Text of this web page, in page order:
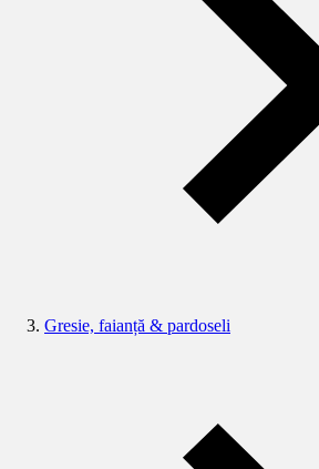
Gresie, faianță & pardoseli